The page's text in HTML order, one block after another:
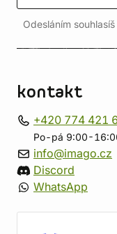
Odesláním
kontakt
+420 774 421
Po-pá 9:00-
info@imago.cz
Discord
WhatsApp